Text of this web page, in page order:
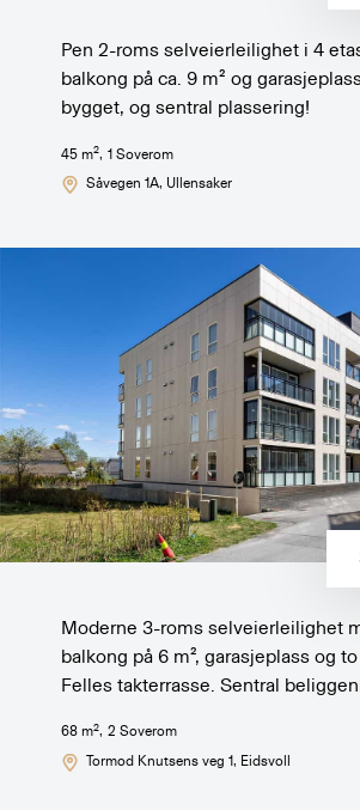
Pen 2-roms selveierleilighet i 4
balkong på ca. 9 m² og
bygget, og sentral plassering!
45 m2, 1 Soverom
Såvegen 1A, Ullensaker
Moderne 3-roms selveierleilighet
balkong på 6 m², garasjeplass og to
Felles takterrasse. Sentral
68 m2, 2 Soverom
Tormod Knutsens veg 1, Eidsvoll